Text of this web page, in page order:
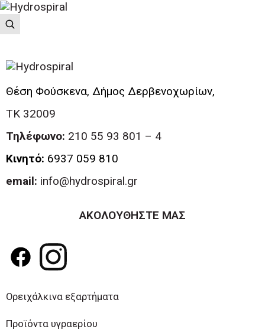
Θέση Φούσκενα, Δήμος Δερβενοχωρίων,
ΤΚ 32009
Τηλέφωνο: 210 55 93 801 – 4
Κινητό: 6937 059 810
email: info@hydrospiral.gr
ΑΚΟΛΟΥΘΗΣΤΕ ΜΑΣ
Ορειχάλκινα εξαρτήματα
Προϊόντα υγραερίου